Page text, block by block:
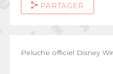
PARTAGER
Peluche officiel Disney